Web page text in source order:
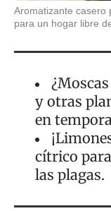
Aromatizante casero
para un hogar libre
y otras
en
cítrico
las plagas.